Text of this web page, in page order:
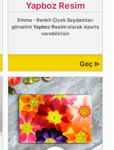
Yapboz Resim
Emma - Renkli Çiçek Saydamları
görselini Yapboz Resimolarak sipariş
verebilirisin
Geç ⊳